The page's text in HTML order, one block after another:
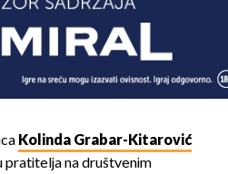
Kolinda Grabar-Kitarović
pratitelja na društvenim